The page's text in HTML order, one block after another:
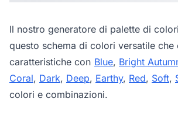
Il nostro generatore di palette di colori
questo schema di colori versatile che
caratteristiche con Blue, Bright
Coral, Dark, Deep, Earthy, Red, Soft,
colori e combinazioni.